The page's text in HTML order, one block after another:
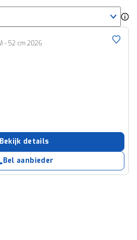
- 52 cm 2026
Bekijk details
Bel aanbieder